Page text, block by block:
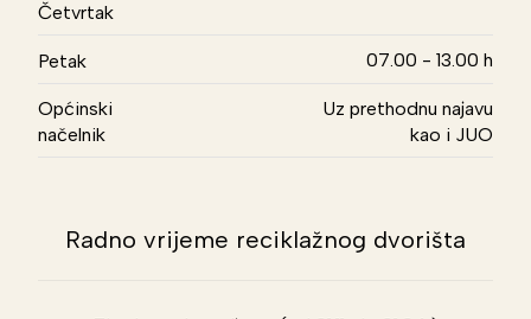
Četvrtak
Petak 07.00 - 13.00 h
Općinski
načelnik
Uz prethodnu najavu
kao i JUO
Radno vrijeme reciklažnog dvorišta